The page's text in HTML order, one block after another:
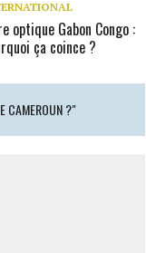
optique Gabon Congo :
ça coince ?
CAMEROUN ?"